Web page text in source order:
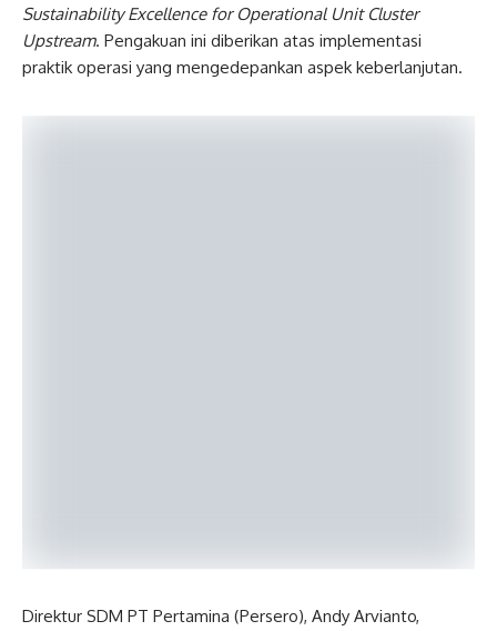
Sustainability Excellence for Operational Unit Cluster
Upstream. Pengakuan ini diberikan atas implementasi
praktik operasi yang mengedepankan aspek keberlanjutan.
Direktur SDM PT Pertamina (Persero), Andy Arvianto,